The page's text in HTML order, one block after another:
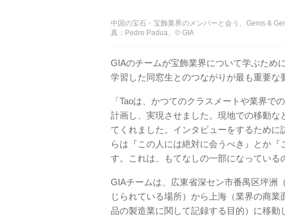
中国の宝石・宝飾業界のメンバーと会う、Gems &
真：Pedro Padua、© GIA
GIAのチームが宝飾業界について学ぶため
学習した同窓生とのつながりが最も重要な
「Taoは、かつてのクラスメートや業界で
計画し、実現させました。現地での移動
てくれました。インタビューをするため
らは『この人には絶対に会うべき』とか
す。これは、もてなしの一部になっている
GIAチームは、広東省深セン市番禺区坪洲
じられている場所）から上海（業界の商
品の製造業に関して記録する目的）に移動